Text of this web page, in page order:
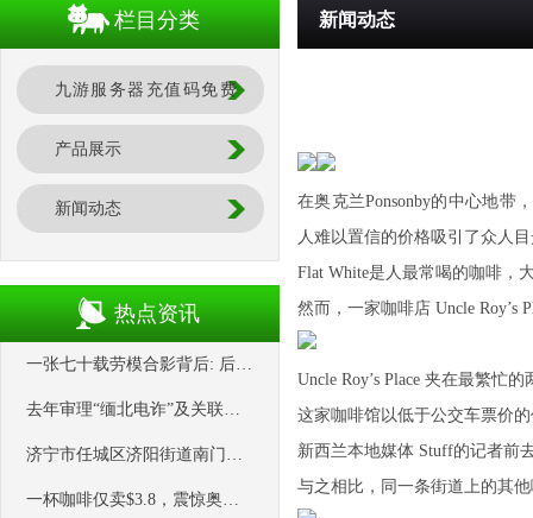
栏目分类
九游服务器充值码免费
有介绍
产品展示
新闻动态
热点资讯
一张七十载劳模合影背后: 后人追寻父辈
去年审理“缅北电诈”及关联案件1877件
济宁市任城区济阳街道南门社区开展“爱
一杯咖啡仅卖$3.8，震惊奥克兰！
新闻动态
在奥克兰Ponsonby的中心地带
人难以置信的价格吸引了众人
Flat White是人最常喝的咖啡，
然而，一家咖啡店 Uncle Roy’s
Uncle Roy’s Place 夹在最繁忙
这家咖啡馆以低于公交车票价
新西兰本地媒体 Stuff的记者前
与之相比，同一条街道上的其